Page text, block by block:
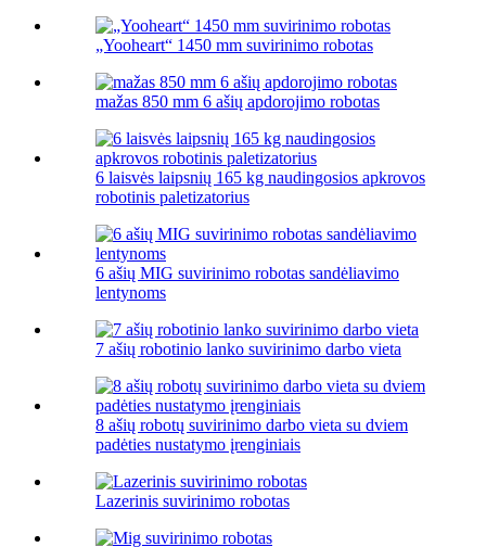
„Yooheart“ 1450 mm suvirinimo robotas
mažas 850 mm 6 ašių apdorojimo robotas
6 laisvės laipsnių 165 kg naudingosios apkrovos
robotinis paletizatorius
6 ašių MIG suvirinimo robotas sandėliavimo
lentynoms
7 ašių robotinio lanko suvirinimo darbo vieta
8 ašių robotų suvirinimo darbo vieta su dviem
padėties nustatymo įrenginiais
Lazerinis suvirinimo robotas